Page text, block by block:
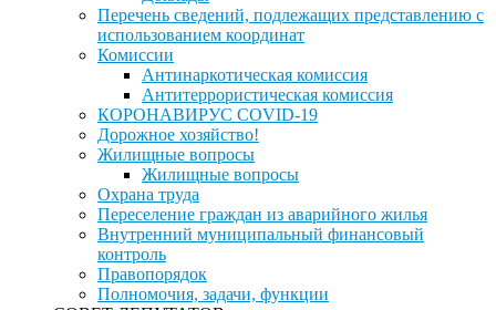
Перечень сведений, подлежащих представлению с
использованием координат
Комиссии
Антинаркотическая комиссия
Антитеррористическая комиссия
КОРОНАВИРУС COVID-19
Дорожное хозяйство!
Жилищные вопросы
Жилищные вопросы
Охрана труда
Переселение граждан из аварийного жилья
Внутренний муниципальный финансовый
контроль
Правопорядок
Полномочия, задачи, функции